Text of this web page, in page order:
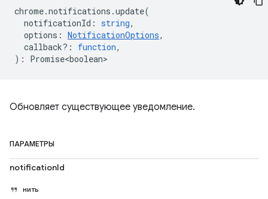
chrome.notifications .update(
notificationId : string,
options : NotificationOptions,
callback? : function,
) : Promise<boolean>
Обновляет существующее уведомление.
ПАРАМЕТРЫ
notificationId
нить